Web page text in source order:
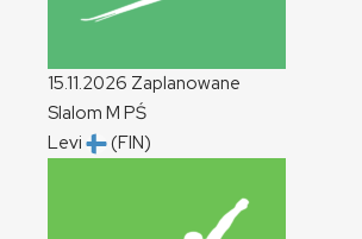
15.11.2026 Zaplanowane
Slalom M PŚ
Levi
(FIN)